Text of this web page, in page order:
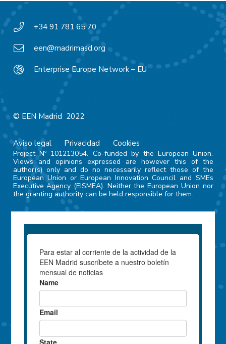
+34 91 781 65 70
een@madrimasd.org
Enterprise Europe Network – EU
© EEN Madrid 2022
Aviso legal Privacidad Cookies
Project Nº 101213054. Co-funded by the European Union.
Views and opinions expressed are however this of the
author(s) only and do no necessarily reflect those of the
European Union or European Innovation Council and SMEs
Executive Agency (EISMEA). Neither the European Union nor
the granting authority can be held responsible for them.